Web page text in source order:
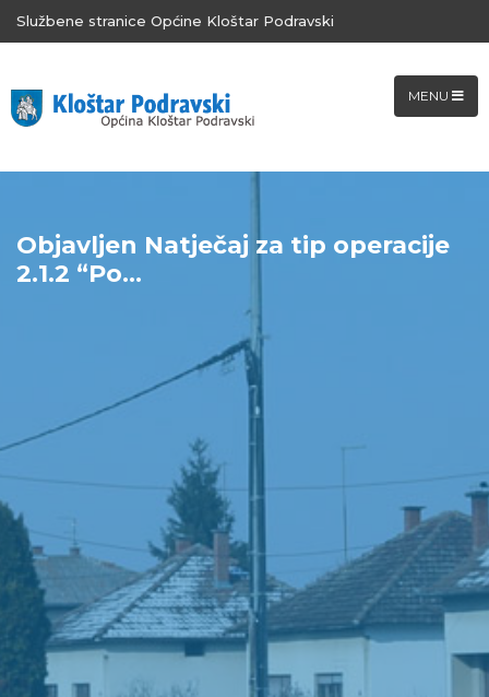
Službene stranice Općine Kloštar Podravski
MENU
Objavljen Natječaj za tip operacije
2.1.2 “Po...